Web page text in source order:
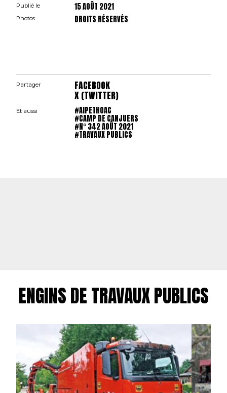
Publié le 15 AOÛT 2021
Photos DROITS RÉSERVÉS
Partager FACEBOOK
X (TWITTER)
Et aussi #AIPETHOAC
#CAMP DE CANJUERS
#N° 342 AOÛT 2021
#TRAVAUX PUBLICS
ENGINS DE TRAVAUX PUBLICS